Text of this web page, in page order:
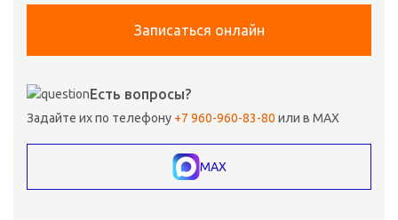
Записаться онлайн
Есть вопросы?
Задайте их по телефону +7 960-960-83-80 или в MAX
MAX